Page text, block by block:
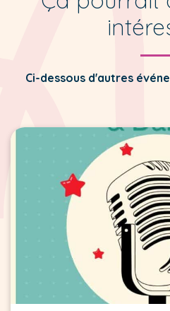
Ci-dessous d'autres